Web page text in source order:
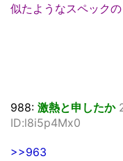
似たようなスペック
988: 激熱と申したか
ID:l8i5p4Mx0
>>963